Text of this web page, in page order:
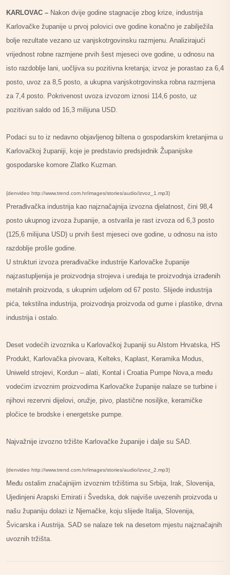
KARLOVAC – Nakon dvije godine stagnacije zbog krize, industrija
Karlovačke županije u prvoj polovici ove godine konačno je zabilježila
bolje rezultate vezano uz vanjskotrgovinsku razmjenu. Analizirajući
vrijednost robne razmjene prvih šest mjeseci ove godine, u odnosu na
isto razdoblje lani, uočljiva su pozitivna kretanja; izvoz je porastao za 6,4
posto, uvoz za 8,5 posto, a ukupna vanjskotrgovinska robna razmjena
za 7,4 posto. Pokrivenost uvoza izvozom iznosi 114,6 posto, uz
pozitivan saldo od 16,3 milijuna USD.
Podaci su to iz nedavno objavljenog biltena o gospodarskim kretanjima u
Karlovačkoj županiji, koje je predstavio predsjednik Županijske
gospodarske komore Zlatko Kuzman.
{denvideo http://www.trend.com.hr/images/stories/audio/izvoz_1.mp3}
Prerađivačka industrija kao najznačajnija izvozna djelatnost, čini 98,4
posto ukupnog izvoza županije, a ostvarila je rast izvoza od 6,3 posto
(125,6 milijuna USD) u prvih šest mjeseci ove godine, u odnosu na isto
razdoblje prošle godine.
U strukturi izvoza prerađivačke industrije Karlovačke županije
najzastupljenija je proizvodnja strojeva i uređaja te proizvodnja izrađenih
metalnih proizvoda, s ukupnim udjelom od 67 posto. Slijede industrija
pića, tekstilna industrija, proizvodnja proizvoda od gume i plastike, drvna
industrija i ostalo.
Deset vodećih izvoznika u Karlovačkoj županiji su Alstom Hrvatska, HS
Produkt, Karlovačka pivovara, Kelteks, Kaplast, Keramika Modus,
Uniweld strojevi, Kordun – alati, Kontal i Croatia Pumpe Nova,a među
vodećim izvoznim proizvodima Karlovačke županije nalaze se turbine i
njihovi rezervni dijelovi, oružje, pivo, plastične nosiljke, keramičke
pločice te brodske i energetske pumpe.
Najvažnije izvozno tržište Karlovačke županije i dalje su SAD.
{denvideo http://www.trend.com.hr/images/stories/audio/izvoz_2.mp3}
Među ostalim značajnijim izvoznim tržištima su Srbija, Irak, Slovenija,
Ujedinjeni Arapski Emirati i Švedska, dok najviše uvezenih proizvoda u
našu županiju dolazi iz Njemačke, koju slijede Italija, Slovenija,
Švicarska i Austrija. SAD se nalaze tek na desetom mjestu najznačajnih
uvoznih tržišta.